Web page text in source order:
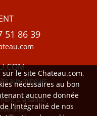
51 86 39
aux mineurs.
à la santé.
le site Chateau.com,
nécessaires au bon
aucune donnée
l'intégralité de nos